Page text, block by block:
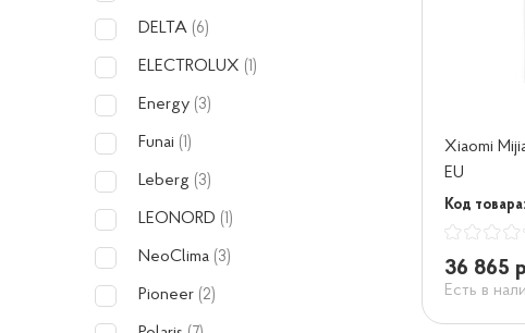
DELTA (6)
ELECTROLUX (1)
Energy (3)
Funai (1)
Leberg (3)
LEONORD (1)
NeoClima (3)
Pioneer (2)
Xiaomi
EU
Код
36 865
Есть в